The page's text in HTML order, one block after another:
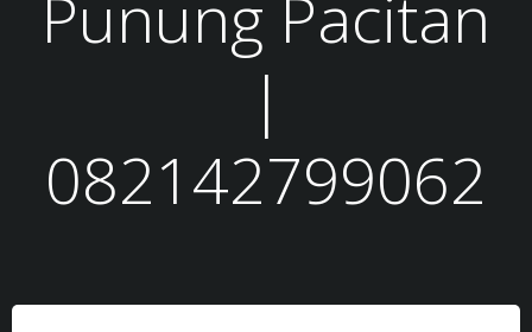
Punung Pacitan
|
082142799062